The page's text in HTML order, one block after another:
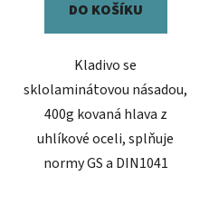
DO KOŠÍKU
Kladivo se
sklolaminátovou násadou,
400g kovaná hlava z
uhlíkové oceli, splňuje
normy GS a DIN1041